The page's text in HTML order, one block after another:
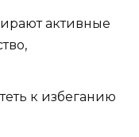
активные
к избеганию